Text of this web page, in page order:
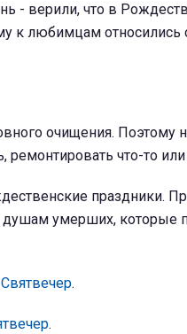
- верили, что в
к любимцам относились
очищения. Поэтому
что-то или
праздники.
умерших, которые
.
.